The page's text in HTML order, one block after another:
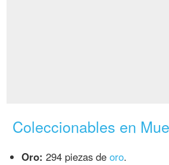
Coleccionables en
Oro: 294 piezas deoro.